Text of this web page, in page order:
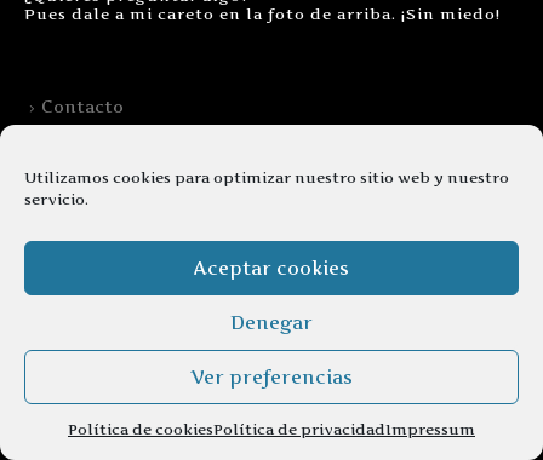
Utilizamos cookies para optimizar nuestro sitio web y nuestro
servicio.
Aceptar cookies
Denegar
Ver preferencias
Política de cookiesPolítica de privacidadImpressum
Pues dale a mi careto en la foto de arriba. ¡Sin miedo!
Contacto
Términos y condiciones
© copyright 2026. Todos los derechos reservados.